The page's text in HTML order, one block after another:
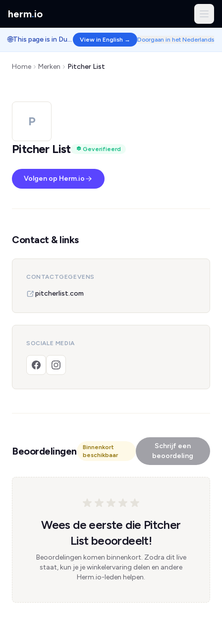
herm.io
🌐 This page is in Dutch. View in English → Doorgaan in het Nederlands
Home Merken Pitcher List
P
Pitcher List
Geverifieerd
Volgen op Herm.io
Contact & links
CONTACTGEGEVENS
pitcherlist.com
SOCIALE MEDIA
Beoordelingen
Binnenkort
beschikbaar
Schrijf een
beoordeling
Wees de eerste die Pitcher
List beoordeelt!
Beoordelingen komen binnenkort. Zodra dit live
staat, kun je je winkelervaring delen en andere
Herm.io-leden helpen.